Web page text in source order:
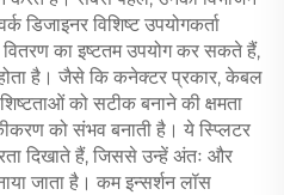
डिजाइनर विशिष्ट उपयोगकर्ता
का इष्टतम उपयोग कर सकते हैं,
है। जैसे कि कनेक्टर प्रकार, केबल
को सटीक बनाने की क्षमता
को संभव बनाती है। ये स्प्लिटर
दिखाते हैं, जिससे उन्हें अंतः और
जाता है। कम इन्सर्शन लॉस